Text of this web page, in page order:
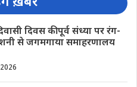
दिवस की पूर्व संध्या पर रंग-
से जगमगाया समाहरणालय